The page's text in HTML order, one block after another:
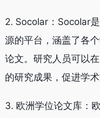
2. Socolar：Socolar
源的平台，涵盖了各
论文。研究人员可以
的研究成果，促进学
3. 欧洲学位论文库：